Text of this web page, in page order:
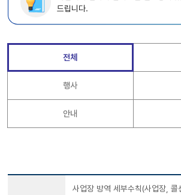
드립니다.
전체
행사
안내
사업장 방역 세부수칙(사업장, 콜